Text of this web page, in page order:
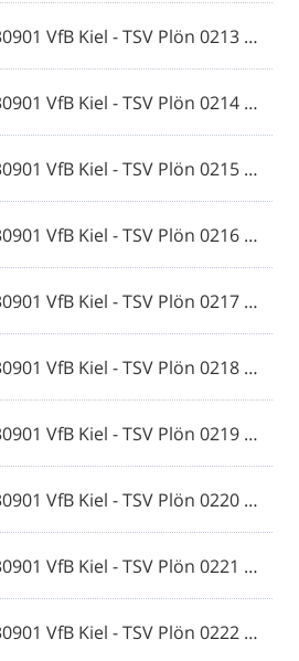
20230901 VfB Kiel - TSV Plön 0213 © 2023 Ismail Yesilyurt.jpg
20230901 VfB Kiel - TSV Plön 0214 © 2023 Ismail Yesilyurt.jpg
20230901 VfB Kiel - TSV Plön 0215 © 2023 Ismail Yesilyurt.jpg
20230901 VfB Kiel - TSV Plön 0216 © 2023 Ismail Yesilyurt.jpg
20230901 VfB Kiel - TSV Plön 0217 © 2023 Ismail Yesilyurt.jpg
20230901 VfB Kiel - TSV Plön 0218 © 2023 Ismail Yesilyurt.jpg
20230901 VfB Kiel - TSV Plön 0219 © 2023 Ismail Yesilyurt.jpg
20230901 VfB Kiel - TSV Plön 0220 © 2023 Ismail Yesilyurt.jpg
20230901 VfB Kiel - TSV Plön 0221 © 2023 Ismail Yesilyurt.jpg
20230901 VfB Kiel - TSV Plön 0222 © 2023 Ismail Yesilyurt.jpg